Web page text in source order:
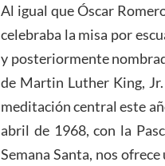
Al igual que Óscar
celebraba la misa por
y posteriormente
de Martin Luther King,
meditación central este
abril de 1968, con la
Semana Santa, nos